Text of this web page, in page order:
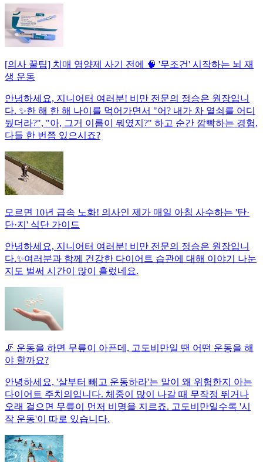
[의사 꿀팁] 치매 영양제 사기 전에 🧠 '무조건' 시작하는 뇌 재
생 운동
안녕하세요, 지니어터 여러분! 비만 전문의 정승은 원장입니
다. ✨한 해 한 해 나이를 먹어가면서 "어? 내가 차 열쇠를 어디
뒀더라?", "아, 그거 이름이 뭐였지?" 하고 순간 깜빡하는 경험,
다들 한 번쯤 있으시죠?
모르면 10년 급속 노화! 의사인 제가 매일 아침 사수하는 '탄·
단·지' 식단 가이드
안녕하세요, 지니어터 여러분! 비만 전문의 정승은 원장입니
다.✨여러분과 함께 건강한 다이어트 습관에 대해 이야기 나눈
지도 벌써 시간이 많이 흘렀네요.
🦵 운동을 하면 무릎이 아픈데, 고도비만일 땐 어떤 운동을 해
야 할까요?
안녕하세요, '살부터 빼고 운동하라'는 말이 왜 위험한지 아는
다이어트 주치의입니다. 체중이 많이 나갈 때 무작정 뛰거나
오래 걸으면 무릎이 먼저 비명을 지르죠. 고도비만일수록 '시
작 운동'이 따로 있습니다.